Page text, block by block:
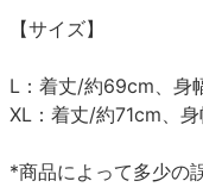
【サイズ】
L：着丈/約69cm、身
XL：着丈/約71cm、
*商品によって多少の